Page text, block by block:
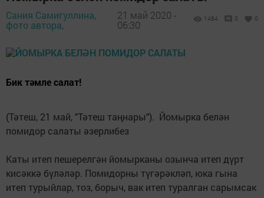
Сания Самигуллина,
фото автора,
21 май 2020 -
06:30
1484 0 0
Бик тәмле салат!
(Тәтеш, 21 май, "Тәтеш таңнары"). Йомырка белән
помидор салаты әзерлибез
Каты итеп пешерелгән йомырканы озынча итеп дүрт
кисәккә бүләләр. Помидорны түгәрәкләп, юка гына
итеп турыйлар, тоз, борыч, вак итеп туралган сарымсак